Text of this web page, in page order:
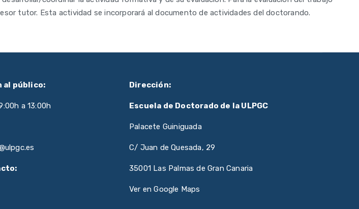
tutor. Esta actividad se incorporará al documento de actividades del doctorando.
al público:
a 13:00h
Dirección:
Escuela de Doctorado de la ULPGC
Palacete Guiniguada
C/ Juan de Quesada, 29
35001 Las Palmas de Gran Canaria
Ver en Google Maps